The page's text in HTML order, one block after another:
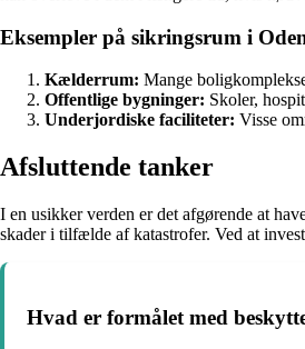
Eksempler på sikringsrum i
Kælderrum: Mange
Offentlige bygninger: Skoler,
Underjordiske faciliteter: Visse
Afsluttende tanker
I en usikker verden er det afgørende at
skader i tilfælde af katastrofer. Ved at
Hvad er formålet med